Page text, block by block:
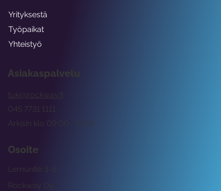
Asiakaspalvelu
tuki@rockway.fi
Arkisin klo 09:00 -15:00
045 7731 1111
Osoite
Rockway Oy
Lemuntie 3-5
Yrityksestä
Työpaikat
Yhteistyö